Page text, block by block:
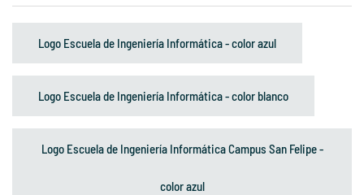
Logo Escuela de Ingeniería Informática - color azul
Logo Escuela de Ingeniería Informática - color blanco
Logo Escuela de Ingeniería Informática Campus San Felipe -
color azul